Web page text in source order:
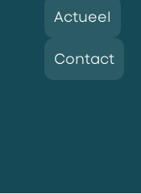
Actueel
Contact